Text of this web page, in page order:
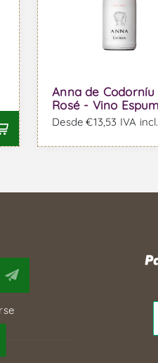
Anna de
Rosé - Vino
Desde €13,53 IVA incl.